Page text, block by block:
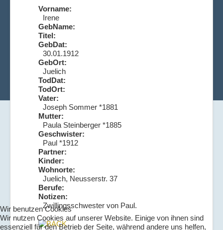
Vorname:
Irene
GebName:
Titel:
GebDat:
30.01.1912
GebOrt:
Juelich
TodDat:
TodOrt:
Vater:
Joseph Sommer *1881
Mutter:
Paula Steinberger *1885
Geschwister:
Paul *1912
Partner:
Kinder:
Wohnorte:
Juelich, Neusserstr. 37
Berufe:
Notizen:
Zwillingsschwester von Paul.
Wir benutzen Cookies
Wir nutzen Cookies auf unserer Website. Einige von ihnen sind
essenziell für den Betrieb der Seite, während andere uns helfen,